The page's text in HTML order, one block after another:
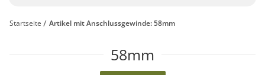
Startseite Artikel mit Anschlussgewinde: 58mm
58mm